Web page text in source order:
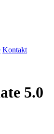
Kontakt
5.0